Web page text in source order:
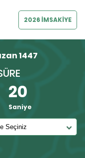
2026 İMSAKİYE
1447
20
Saniye